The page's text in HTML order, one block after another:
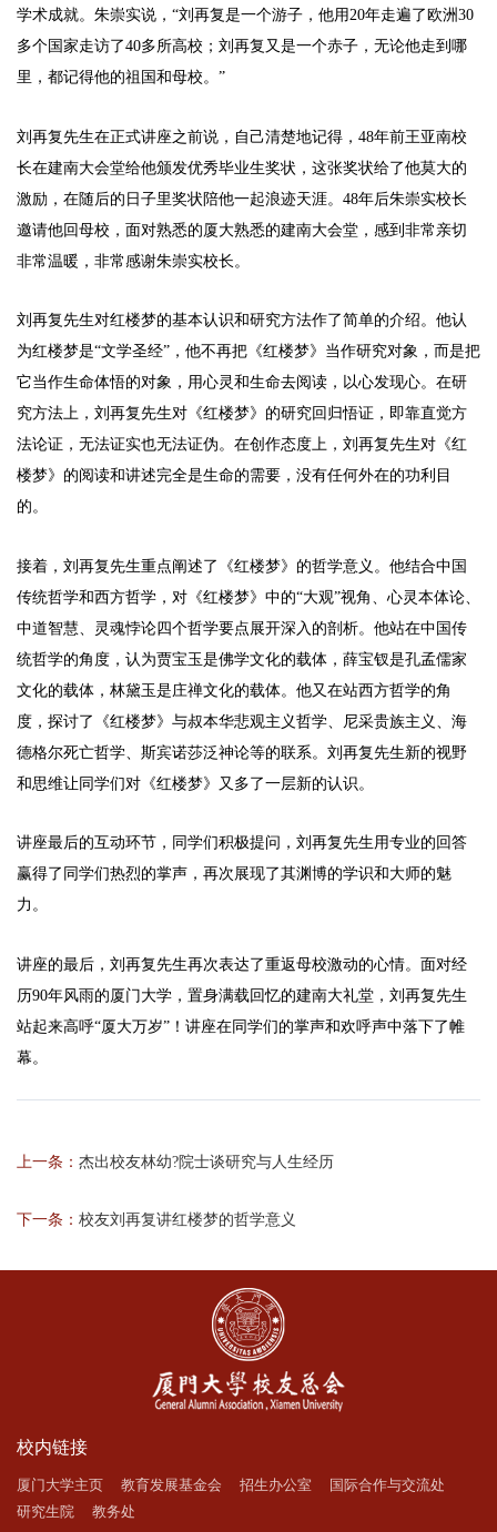
学术成就。朱崇实说，“刘再复是一个游子，他用20年走遍了欧洲30
多个国家走访了40多所高校；刘再复又是一个赤子，无论他走到哪
里，都记得他的祖国和母校。”
刘再复先生在正式讲座之前说，自己清楚地记得，48年前王亚南校
长在建南大会堂给他颁发优秀毕业生奖状，这张奖状给了他莫大的
激励，在随后的日子里奖状陪他一起浪迹天涯。48年后朱崇实校长
邀请他回母校，面对熟悉的厦大熟悉的建南大会堂，感到非常亲切
非常温暖，非常感谢朱崇实校长。
刘再复先生对红楼梦的基本认识和研究方法作了简单的介绍。他认
为红楼梦是“文学圣经”，他不再把《红楼梦》当作研究对象，而是把
它当作生命体悟的对象，用心灵和生命去阅读，以心发现心。在研
究方法上，刘再复先生对《红楼梦》的研究回归悟证，即靠直觉方
法论证，无法证实也无法证伪。在创作态度上，刘再复先生对《红
楼梦》的阅读和讲述完全是生命的需要，没有任何外在的功利目
的。
接着，刘再复先生重点阐述了《红楼梦》的哲学意义。他结合中国
传统哲学和西方哲学，对《红楼梦》中的“大观”视角、心灵本体论、
中道智慧、灵魂悖论四个哲学要点展开深入的剖析。他站在中国传
统哲学的角度，认为贾宝玉是佛学文化的载体，薛宝钗是孔孟儒家
文化的载体，林黛玉是庄禅文化的载体。他又在站西方哲学的角
度，探讨了《红楼梦》与叔本华悲观主义哲学、尼采贵族主义、海
德格尔死亡哲学、斯宾诺莎泛神论等的联系。刘再复先生新的视野
和思维让同学们对《红楼梦》又多了一层新的认识。
讲座最后的互动环节，同学们积极提问，刘再复先生用专业的回答
赢得了同学们热烈的掌声，再次展现了其渊博的学识和大师的魅
力。
讲座的最后，刘再复先生再次表达了重返母校激动的心情。面对经
历90年风雨的厦门大学，置身满载回忆的建南大礼堂，刘再复先生
站起来高呼“厦大万岁”！讲座在同学们的掌声和欢呼声中落下了帷
幕。
上一条： 杰出校友林幼?院士谈研究与人生经历
下一条： 校友刘再复讲红楼梦的哲学意义
校内链接
厦门大学主页 教育发展基金会 招生办公室
国际合作与交流处
研究生院
教务处